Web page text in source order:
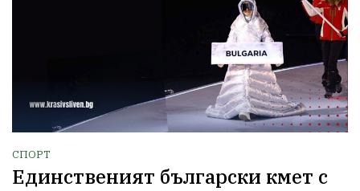
СПОРТ
Единственият български кмет с